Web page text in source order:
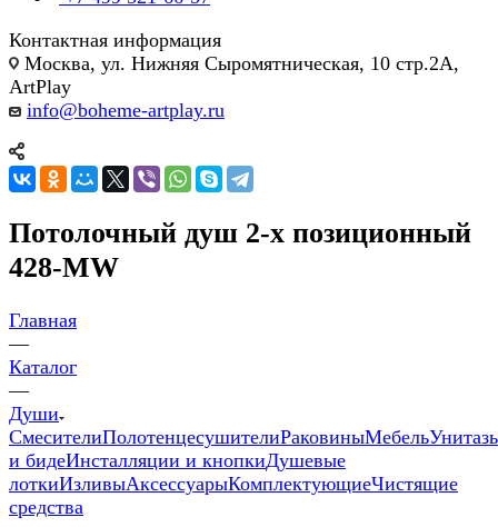
Контактная информация
Москва, ул. Нижняя Сыромятническая, 10 стр.2А,
ArtPlay
info@boheme-artplay.ru
Потолочный душ 2-х позиционный
428-MW
Главная
—
Каталог
—
Души
СмесителиПолотенцесушителиРаковиныМебель
и бидеИнсталляции и кнопкиДушевые
лоткиИзливыАксессуарыКомплектующиеЧистящие
средства